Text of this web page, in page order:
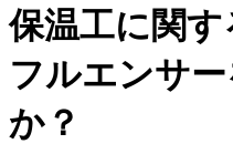
保温工に関す
フルエンサ
か？